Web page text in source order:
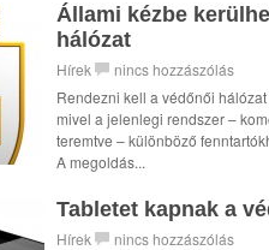
Állami kézbe
hálózat
Hírek
nincs hozzászólás
Rendezni kell a védőnői
mivel a jelenlegi rendszer –
teremtve – különböző
A megoldás...
Tabletet kapnak a
Hírek
nincs hozzászólás